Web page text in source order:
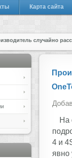
Карта сайта
случайно
На
4 и
явно